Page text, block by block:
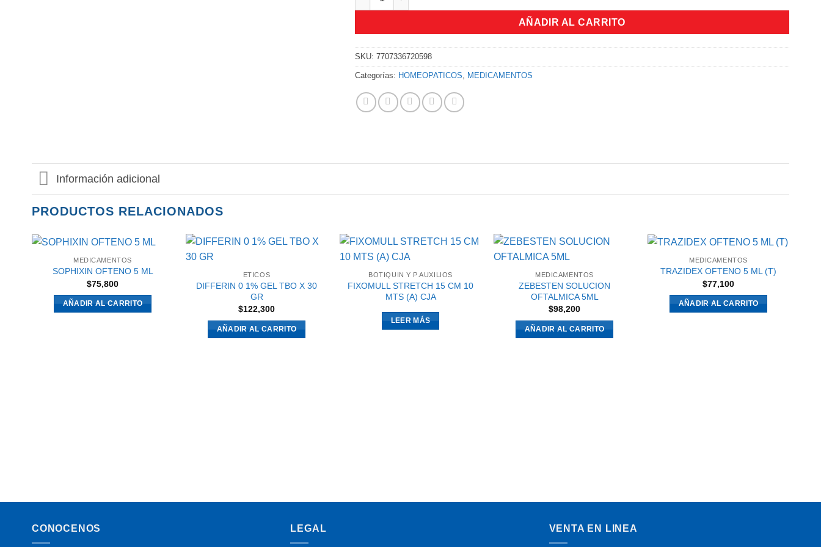
AÑADIR AL CARRITO
SKU:7707336720598
Categorías: HOMEOPATICOS MEDICAMENTOS
Información adicional
PRODUCTOS RELACIONADOS
MEDICAMENTOS
SOPHIXIN OFTENO 5 ML
$75,800
AÑADIR AL CARRITO
ETICOS
DIFFERIN 0 1% GEL TBO X 30
GR
$122,300
AÑADIR AL CARRITO
BOTIQUIN Y P.AUXILIOS
FIXOMULL STRETCH 15 CM 10
MTS (A) CJA
LEER MÁS
MEDICAMENTOS
ZEBESTEN SOLUCION
OFTALMICA 5ML
$98,200
AÑADIR AL CARRITO
MEDICAMENTOS
TRAZIDEX OFTENO 5 ML (T)
$77,100
AÑADIR AL CARRITO
CONOCENOS LEGAL VENTA EN LINEA